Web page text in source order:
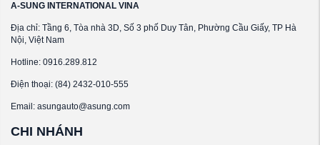
A-SUNG INTERNATIONAL VINA
Địa chỉ: Tầng 6, Tòa nhà 3D, Số 3 phố Duy Tân, Phường Cầu Giấy, TP Hà
Nội, Việt Nam
Hotline: 0916.289.812
Điện thoại: (84) 2432-010-555
Email: asungauto@asung.com
CHI NHÁNH